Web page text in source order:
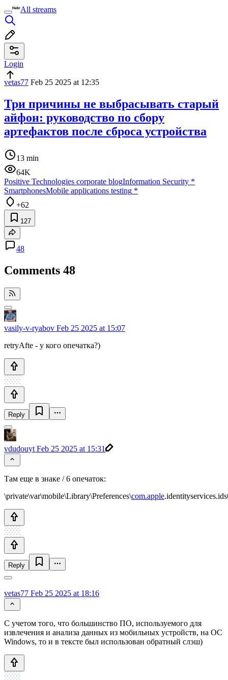
All streams
Login
vetas77 Feb 25 2025 at 12:35
Три причины не выбрасывать старый
айфон: руководство по сбору
артефактов после сброса устройства
13 min
64K
Positive Technologies corporate blogInformation Security *
SmartphonesMobile applications testing *
+62
127
48
Comments 48
vasily-v-ryabov Feb 25 2025 at 15:07
retryAfte - у кого опечатка?)
Reply
vdudouyt Feb 25 2025 at 15:31
Там еще в знаке / 6 опечаток:
\private\var\mobile\Library\Preferences\com.apple
Reply
vetas77 Feb 25 2025 at 18:16
С учетом того, что большинство ПО, используемого для
извлечения и анализа данных из мобильных устройств, на ОС
Windows, то и в тексте был использован обратный слэш)